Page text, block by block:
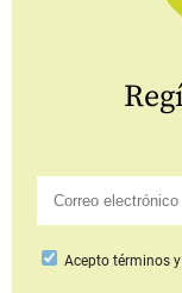
Aceptotérminos